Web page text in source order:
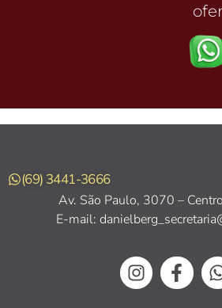
(69) 3441-3666
Av. São Paulo, 3070 –
E-mail: